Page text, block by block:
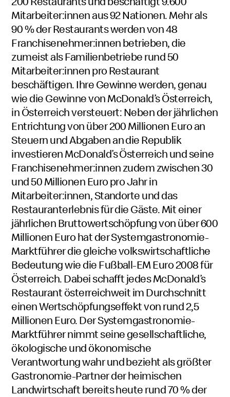
Mitarbeiter:innen aus 92 Nationen. Mehr als
90 % der Restaurants werden von 48
Franchisenehmer:innen betrieben, die
zumeist als Familienbetriebe rund 50
Mitarbeiter:innen pro Restaurant
beschäftigen. Ihre Gewinne werden, genau
wie die Gewinne von McDonald’s Österreich,
in Österreich versteuert: Neben der jährlichen
Entrichtung von über 200 Millionen Euro an
Steuern und Abgaben an die Republik
investieren McDonald’s Österreich und seine
Franchisenehmer:innen zudem zwischen 30
und 50 Millionen Euro pro Jahr in
Mitarbeiter:innen, Standorte und das
Restauranterlebnis für die Gäste. Mit einer
jährlichen Bruttowertschöpfung von über 600
Millionen Euro hat der Systemgastronomie-
Marktführer die gleiche volkswirtschaftliche
Bedeutung wie die Fußball-EM Euro 2008 für
Österreich. Dabei schafft jedes McDonald’s
Restaurant österreichweit im Durchschnitt
einen Wertschöpfungseffekt von rund 2,5
Millionen Euro. Der Systemgastronomie-
Marktführer nimmt seine gesellschaftliche,
ökologische und ökonomische
Verantwortung wahr und bezieht als größter
Gastronomie-Partner der heimischen
Landwirtschaft bereits heute rund 70 % der